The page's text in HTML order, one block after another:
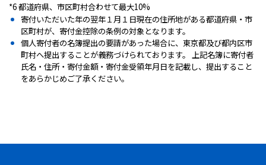
*6 都道府県、市区町村合わせて最大10%
寄付いただいた年の翌年１月１日現在の住所地がある都道府県・市
区町村が、寄付金控除の条例の対象となります。
個人寄付者の名簿提出の要請があった場合に、東京都及び都内区市
町村へ提出することが義務づけられております。 上記名簿に寄付者
氏名・住所・寄付金額・寄付金受領年月日を記載し、提出すること
をあらかじめご了承ください。